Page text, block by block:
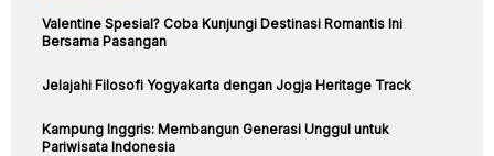
Valentine Spesial? Coba Kunjungi Destinasi Romantis Ini
Bersama Pasangan
Jelajahi Filosofi Yogyakarta dengan Jogja Heritage Track
Kampung Inggris: Membangun Generasi Unggul untuk
Pariwisata Indonesia